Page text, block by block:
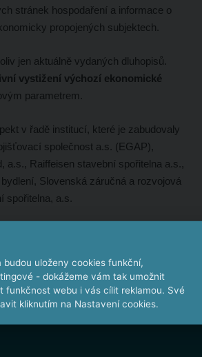
stránek hospodaření a informace o
propojených subjektech.
jen aktuálně vydaných dluhopisů.
vystižení výchozí ekonomické
parametrem.
v řadě institucí, které je zabudovaly
společnost a.s. (EGAP),
a.s., Raiffeisen stavební spořitelna a.s.,
Slovenská záručná a rozvojová
spořitelna, a.s.
portálu Dluhopisy.cz, se na hodnocení
vhodná. Výsledek iRatingu
budou uloženy cookies funkční,
- dokážeme vám tak umožnit
funkčnost webu i vás cílit reklamou. Své
kliknutím na Nastavení cookies.